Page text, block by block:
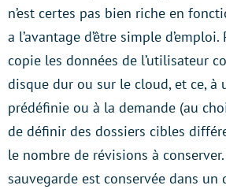
n’est certes pas bien riche en
a l’avantage d’être simple
copie les données de l’utilisateur
disque dur ou sur le cloud, et ce, à
prédéfinie ou à la demande (au
de définir des dossiers cibles
le nombre de révisions à
sauvegarde est conservée dans un